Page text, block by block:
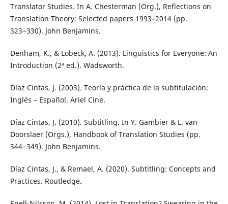
Translator Studies. In A. Chesterman (Org.), Reflections on
Translation Theory: Selected papers 1993–2014 (pp.
323−330). John Benjamins.
Denham, K., & Lobeck, A. (2013). Linguistics for Everyone: An
Introduction (2ª ed.). Wadsworth.
Díaz Cintas, J. (2003). Teoría y práctica de la subtitulación:
Inglés – Español. Ariel Cine.
Díaz Cintas, J. (2010). Subtitling. In Y. Gambier & L. van
Doorslaer (Orgs.), Handbook of Translation Studies (pp.
344−349). John Benjamins.
Díaz Cintas, J., & Remael, A. (2020). Subtitling: Concepts and
Practices. Routledge.